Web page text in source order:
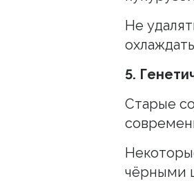
Не
5.
Старые
чёрными